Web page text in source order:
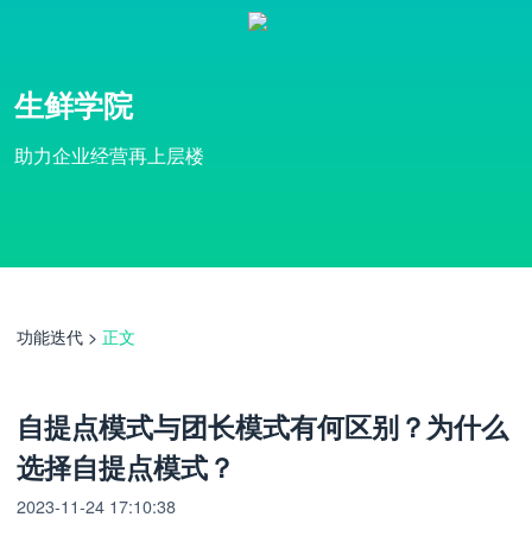
生鲜学院
助力企业经营再上层楼
功能迭代 >正文
自提点模式与团长模式有何区别？为什么
选择自提点模式？
2023-11-24 17:10:38